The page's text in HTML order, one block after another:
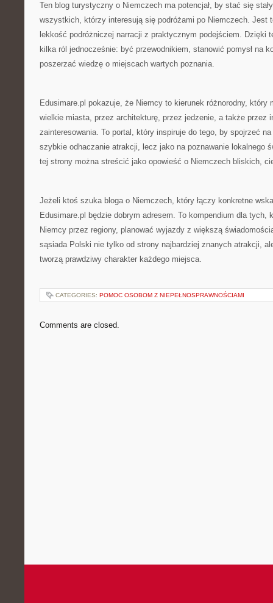
Ten blog turystyczny o Niemczech ma potencjał, by stać się
wszystkich, którzy interesują się podróżami po Niemczech. Jest
lekkość podróżniczej narracji z praktycznym podejściem. Dzięki
kilka ról jednocześnie: być przewodnikiem, stanowić pomysł na
poszerzać wiedzę o miejscach wartych poznania.
Edusimare.pl pokazuje, że Niemcy to kierunek różnorodny, który
wielkie miasta, przez architekturę, przez jedzenie, a także przez
zainteresowania. To portal, który inspiruje do tego, by spojrzeć
szybkie odhaczanie atrakcji, lecz jako na poznawanie lokalnego
tej strony można streścić jako opowieść o Niemczech bliskich,
Jeżeli ktoś szuka bloga o Niemczech, który łączy konkretne
Edusimare.pl będzie dobrym adresem. To kompendium dla tych,
Niemcy przez regiony, planować wyjazdy z większą
sąsiada Polski nie tylko od strony najbardziej znanych atrakcji,
tworzą prawdziwy charakter każdego miejsca.
CATEGORIES: POMOC OSOBOM Z NIEPEŁNOSPRAWNOŚCIAMI
Comments are closed.